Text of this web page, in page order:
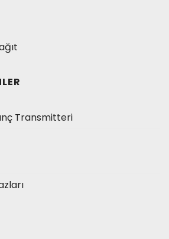
Transmitteri